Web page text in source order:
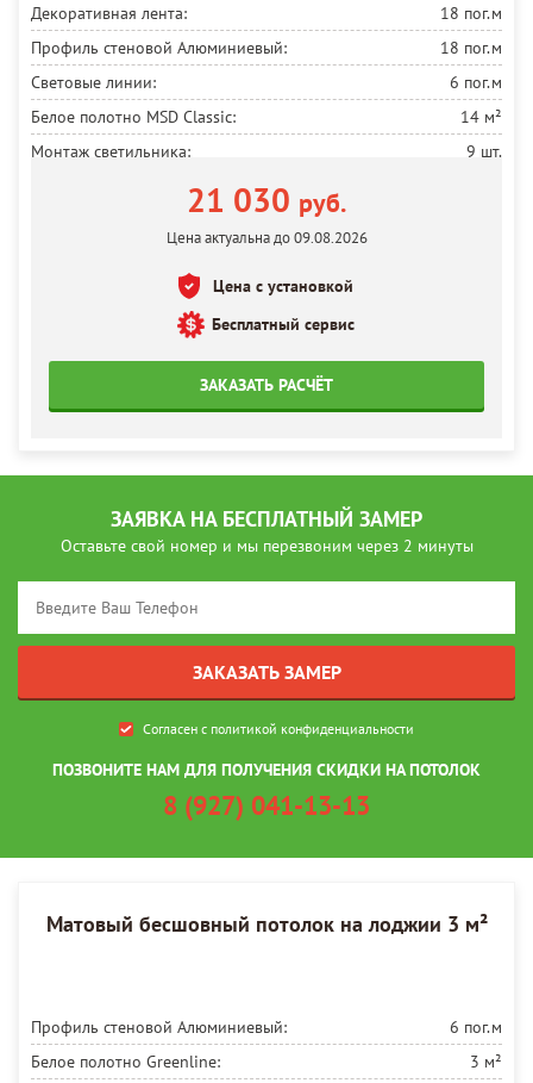
Декоративная лента:
18 пог.м
Профиль стеновой Алюминиевый:
18 пог.м
Световые линии:
6 пог.м
Белое полотно MSD Classic:
14 м²
Монтаж светильника:
9 шт.
Электрическая проводка:
Обработка углов (начиная с пятого):
21 030 руб.
Цена актуальна до 09.08.2026
Цена с установкой
Бесплатный сервис
ЗАКАЗАТЬ РАСЧЁТ
ЗАЯВКА НА БЕСПЛАТНЫЙ ЗАМЕР
Оставьте свой номер и мы перезвоним через 2 минуты
Согласен с политикой конфиденциальности
ПОЗВОНИТЕ НАМ ДЛЯ ПОЛУЧЕНИЯ СКИДКИ НА ПОТОЛОК
8 (927) 041-13-13
Матовый бесшовный потолок на лоджии 3 м²
Профиль стеновой Алюминиевый:
6 пог.м
Белое полотно Greenline:
3 м²